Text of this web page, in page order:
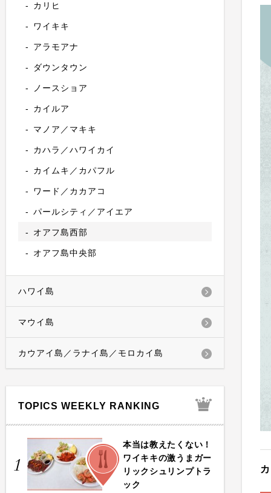
カリヒ
ワイキキ
アラモアナ
ダウンタウン
ノースショア
カイルア
マノア／マキキ
カハラ／ハワイカイ
カイムキ／カパフル
ワード／カカアコ
パールシティ／アイエア
オアフ島西部
オアフ島中央部
ハワイ島
マウイ島
カウアイ島／ラナイ島／モロカイ島
TOPICS WEEKLY RANKING
1
FOOD
本当は教えたくない！
ワイキキの激うまガー
リックシュリンプトラ
ック